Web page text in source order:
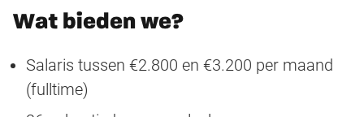
Wat bieden we?
Salaris tussen €2.800 en €3.200 per maand
(fulltime)